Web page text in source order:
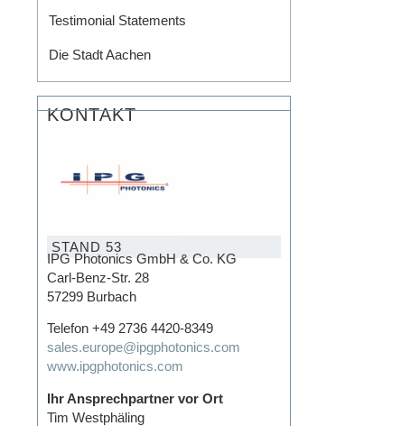
Testimonial Statements
Die Stadt Aachen
KONTAKT
STAND 53
IPG Photonics GmbH & Co. KG
Carl-Benz-Str. 28
57299 Burbach
Telefon +49 2736 4420-8349
sales.europe@ipgphotonics.com
www.ipgphotonics.com
Ihr Ansprechpartner vor Ort
Tim Westphäling